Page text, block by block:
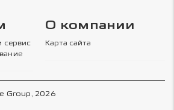
сервис
О компании
Карта сайта
Group, 2026